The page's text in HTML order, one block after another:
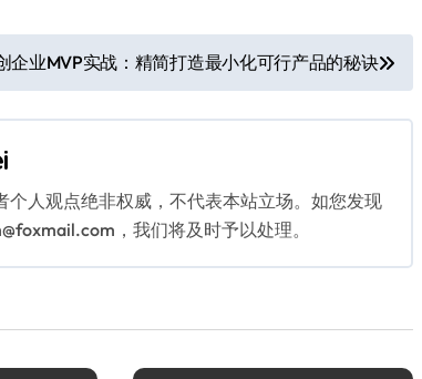
企业MVP实战：精简打造最小化可行产品的秘诀
个人观点绝非权威，不代表本站立场。如您发现
，我们将及时予以处理。